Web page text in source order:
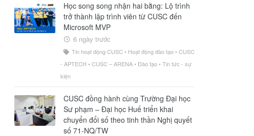
Học song song nhận hai bằng: Lộ trình
trở thành lập trình viên từ CUSC đến
Microsoft MVP
6 ngày trước
Tin hoạt động CUSC• Hoạt động đào tạo• CUSC
- APTECH • CUSC – ARENA• Đào tạo• Tin tức - sự
kiện
CUSC đồng hành cùng Trường Đại học
Sư phạm – Đại học Huế triển khai
chuyển đổi số theo tinh thần Nghị quyết
số 71-NQ/TW